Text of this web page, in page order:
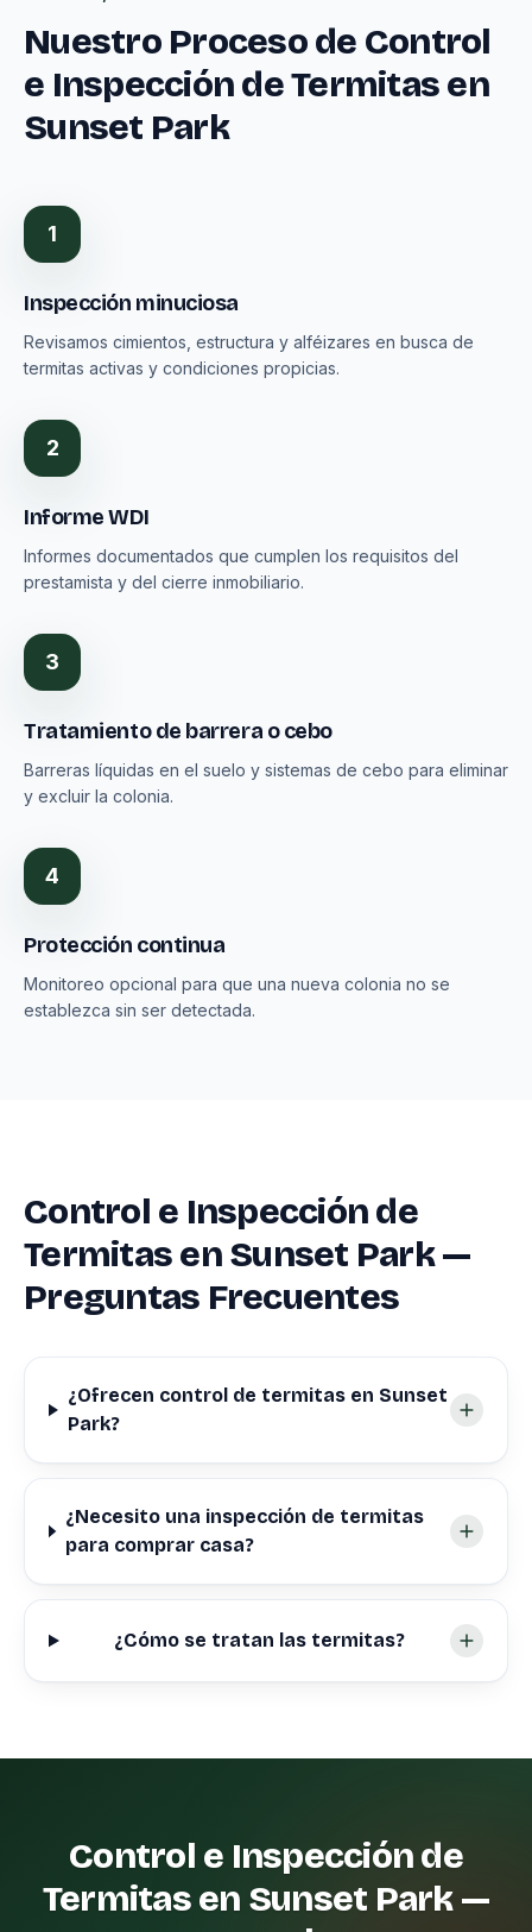
Nuestro Proceso de Control
e Inspección de Termitas en
Sunset Park
1
Inspección minuciosa
Revisamos cimientos, estructura y alféizares en busca de
termitas activas y condiciones propicias.
2
Informe WDI
Informes documentados que cumplen los requisitos del
prestamista y del cierre inmobiliario.
3
Tratamiento de barrera o cebo
Barreras líquidas en el suelo y sistemas de cebo para eliminar
y excluir la colonia.
4
Protección continua
Monitoreo opcional para que una nueva colonia no se
establezca sin ser detectada.
Control e Inspección de
Termitas en Sunset Park —
Preguntas Frecuentes
¿Ofrecen control de termitas en Sunset
Park?
¿Necesito una inspección de termitas
para comprar casa?
¿Cómo se tratan las termitas?
Control e Inspección de
Termitas en Sunset Park —